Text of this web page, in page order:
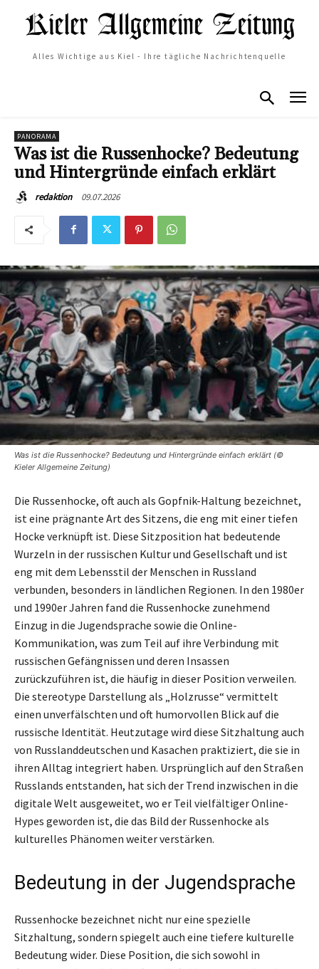
Alles Wichtige aus Kiel - Ihre tägliche Nachrichtenquelle
PANORAMA
Was ist die Russenhocke? Bedeutung
und Hintergründe einfach erklärt
redaktion 09.07.2026
Was ist die Russenhocke? Bedeutung und Hintergründe einfach erklärt (©
Kieler Allgemeine Zeitung)
Die Russenhocke, oft auch als Gopfnik-Haltung bezeichnet,
ist eine prägnante Art des Sitzens, die eng mit einer tiefen
Hocke verknüpft ist. Diese Sitzposition hat bedeutende
Wurzeln in der russischen Kultur und Gesellschaft und ist
eng mit dem Lebensstil der Menschen in Russland
verbunden, besonders in ländlichen Regionen. In den 1980er
und 1990er Jahren fand die Russenhocke zunehmend
Einzug in die Jugendsprache sowie die Online-
Kommunikation, was zum Teil auf ihre Verbindung mit
russischen Gefängnissen und deren Insassen
zurückzuführen ist, die häufig in dieser Position verweilen.
Die stereotype Darstellung als „Holzrusse“ vermittelt
einen unverfälschten und oft humorvollen Blick auf die
russische Identität. Heutzutage wird diese Sitzhaltung auch
von Russlanddeutschen und Kasachen praktiziert, die sie in
ihren Alltag integriert haben. Ursprünglich auf den Straßen
Russlands entstanden, hat sich der Trend inzwischen in die
digitale Welt ausgeweitet, wo er Teil vielfältiger Online-
Hypes geworden ist, die das Bild der Russenhocke als
kulturelles Phänomen weiter verstärken.
Bedeutung in der Jugendsprache
Russenhocke bezeichnet nicht nur eine spezielle
Sitzhaltung, sondern spiegelt auch eine tiefere kulturelle
Bedeutung wider. Diese Position, die sich sowohl in